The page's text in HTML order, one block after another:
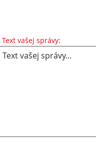
Text vašej správy: Text